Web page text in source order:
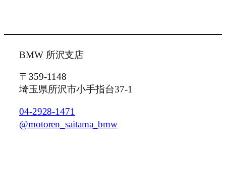
BMW 所沢支店
〒359-1148
埼玉県所沢市小手指台37-1
04-2928-1471
@motoren_saitama_bmw